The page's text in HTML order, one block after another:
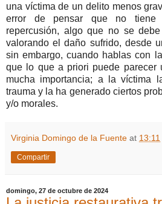
una víctima de un delito menos
error de pensar que no tiene
repercusión, algo que no se
valorando el daño sufrido, desde
sin embargo, cuando hablas con
que lo que a priori puede
mucha importancia; a la víctima
trauma y la ha generado ciertos
y/o morales.
Virginia Domingo de la Fuente at 13:11
Compartir
domingo, 27 de octubre de 2024